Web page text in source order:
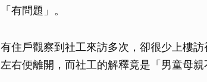
「有問題」。
有住戶觀察到社工來訪多次，卻很少上樓
左右便離開，而社工的解釋竟是「男童母